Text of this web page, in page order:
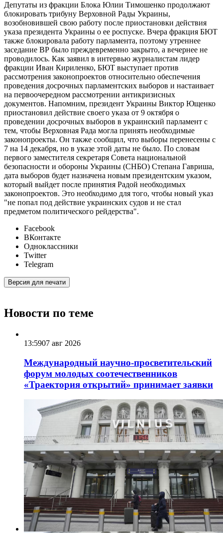
Депутаты из фракции Блока Юлии Тимошенко продолжают
блокировать трибуну Верховной Рады Украины,
возобновившей свою работу после приостановки действия
указа президента Украины о ее роспуске. Вчера фракция БЮТ
также блокировала работу парламента, поэтому утреннее
заседание ВР было преждевременно закрыто, а вечернее не
проводилось. Как заявил в интервью журналистам лидер
фракции Иван Кириленко, БЮТ выступает против
рассмотрения законопроектов относительно обеспечения
проведения досрочных парламентских выборов и настаивает
на первоочередном рассмотрении антикризисных
документов. Напомним, президент Украины Виктор Ющенко
приостановил действие своего указа от 9 октября о
проведении досрочных выборов в украинский парламент с
тем, чтобы Верховная Рада могла принять необходимые
законопроекты. Он также сообщил, что выборы перенесены с
7 на 14 декабря, но в указе этой даты не было. По словам
первого заместителя секретаря Совета национальной
безопасности и обороны Украины (СНБО) Степана Гавриша,
дата выборов будет назначена новым президентским указом,
который выйдет после принятия Радой необходимых
законопроектов. Это необходимо для того, чтобы новый указ
"не попал под действие украинских судов и не стал
предметом политического рейдерства".
Facebook
ВКонтакте
Одноклассники
Twitter
Telegram
Версия для печати
Новости по теме
13:5907 авг 2026
Международный научно-просветительский
форум молодых соотечественников
«Траектория открытий» принимает заявки